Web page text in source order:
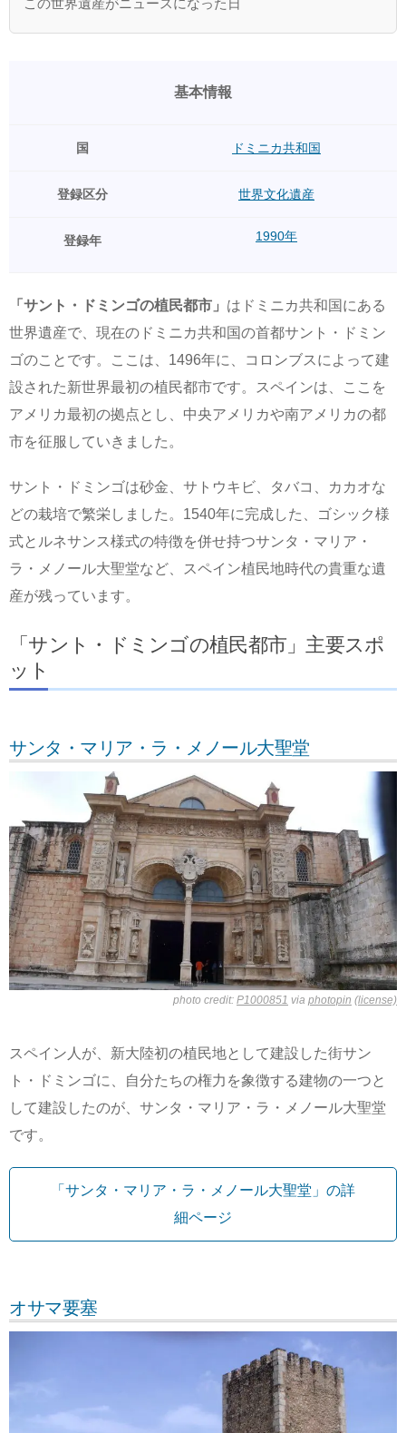
基本情報
国 ドミニカ共和国
登録区分 世界文化遺産
登録年 1990年
「サント・ドミンゴの植民都市」 はドミニカ共和国にある
世界遺産で、現在のドミニカ共和国の首都サント・ドミン
ゴのことです。ここは、1496年に、コロンブスによって建
設された新世界最初の植民都市です。スペインは、ここを
アメリカ最初の拠点とし、中央アメリカや南アメリカの都
市を征服していきました。
サント・ドミンゴは砂金、サトウキビ、タバコ、カカオな
どの栽培で繁栄しました。1540年に完成した、ゴシック様
式とルネサンス様式の特徴を併せ持つサンタ・マリア・
ラ・メノール大聖堂など、スペイン植民地時代の貴重な遺
産が残っています。
「サント・ドミンゴの植民都市」主要スポ
ット
サンタ・マリア・ラ・メノール大聖堂
photo credit: P1000851 via photopin (license)
スペイン人が、新大陸初の植民地として建設した街サン
ト・ドミンゴに、自分たちの権力を象徴する建物の一つと
して建設したのが、サンタ・マリア・ラ・メノール大聖堂
です。
「サンタ・マリア・ラ・メノール大聖堂」の詳
細ページ
オサマ要塞